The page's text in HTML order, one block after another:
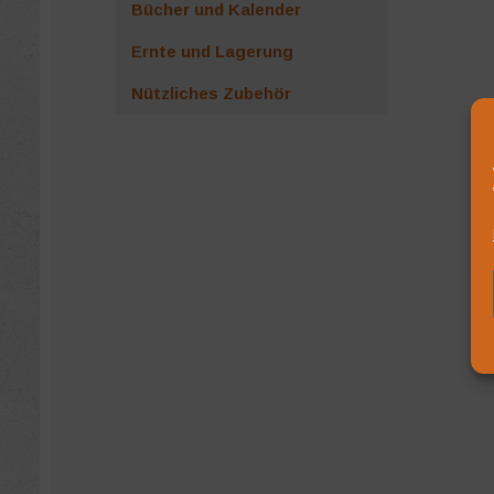
Bücher und Kalender
Ernte und Lagerung
Nützliches Zubehör